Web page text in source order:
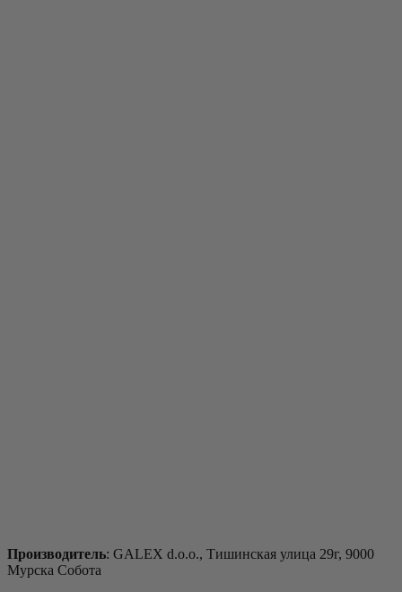
Производитель: GALEX d.o.o., Тишинская улица 29г, 9000
Мурска Собота